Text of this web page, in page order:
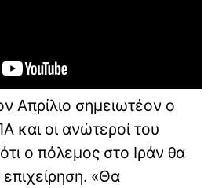
Απρίλιο σημειωτέον ο
και οι ανώτεροί του
ο πόλεμος στο Ιράν θα
«Θα